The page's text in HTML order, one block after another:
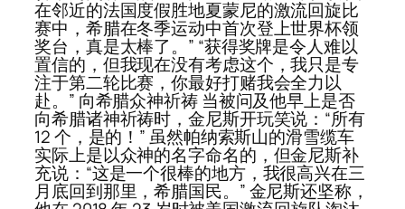
在邻近的法国度假胜地夏蒙尼的激流回旋比
赛中，希腊在冬季运动中首次登上世界杯领
奖台，真是太棒了。” “获得奖牌是令人难以
置信的，但我现在没有考虑这个，我只是专
注于第二轮比赛，你最好打赌我会全力以
赴。” 向希腊众神祈祷 当被问及他早上是否
向希腊诸神祈祷时，金尼斯开玩笑说：“所有
12 个，是的！” 虽然帕纳索斯山的滑雪缆车
实际上是以众神的名字命名的，但金尼斯补
充说：“这是一个很棒的地方，我很高兴在三
月底回到那里，希腊国民。” 金尼斯还坚称，